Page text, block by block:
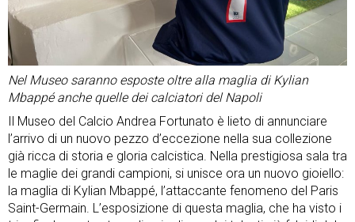
Nel Museo saranno esposte oltre alla maglia di Kylian
Mbappé anche quelle dei calciatori del Napoli
Il Museo del Calcio Andrea Fortunato è lieto di annunciare
l’arrivo di un nuovo pezzo d’eccezione nella sua collezione
già ricca di storia e gloria calcistica. Nella prestigiosa sala tra
le maglie dei grandi campioni, si unisce ora un nuovo gioiello:
la maglia di Kylian Mbappé, l’attaccante fenomeno del Paris
Saint-Germain. L’esposizione di questa maglia, che ha visto i